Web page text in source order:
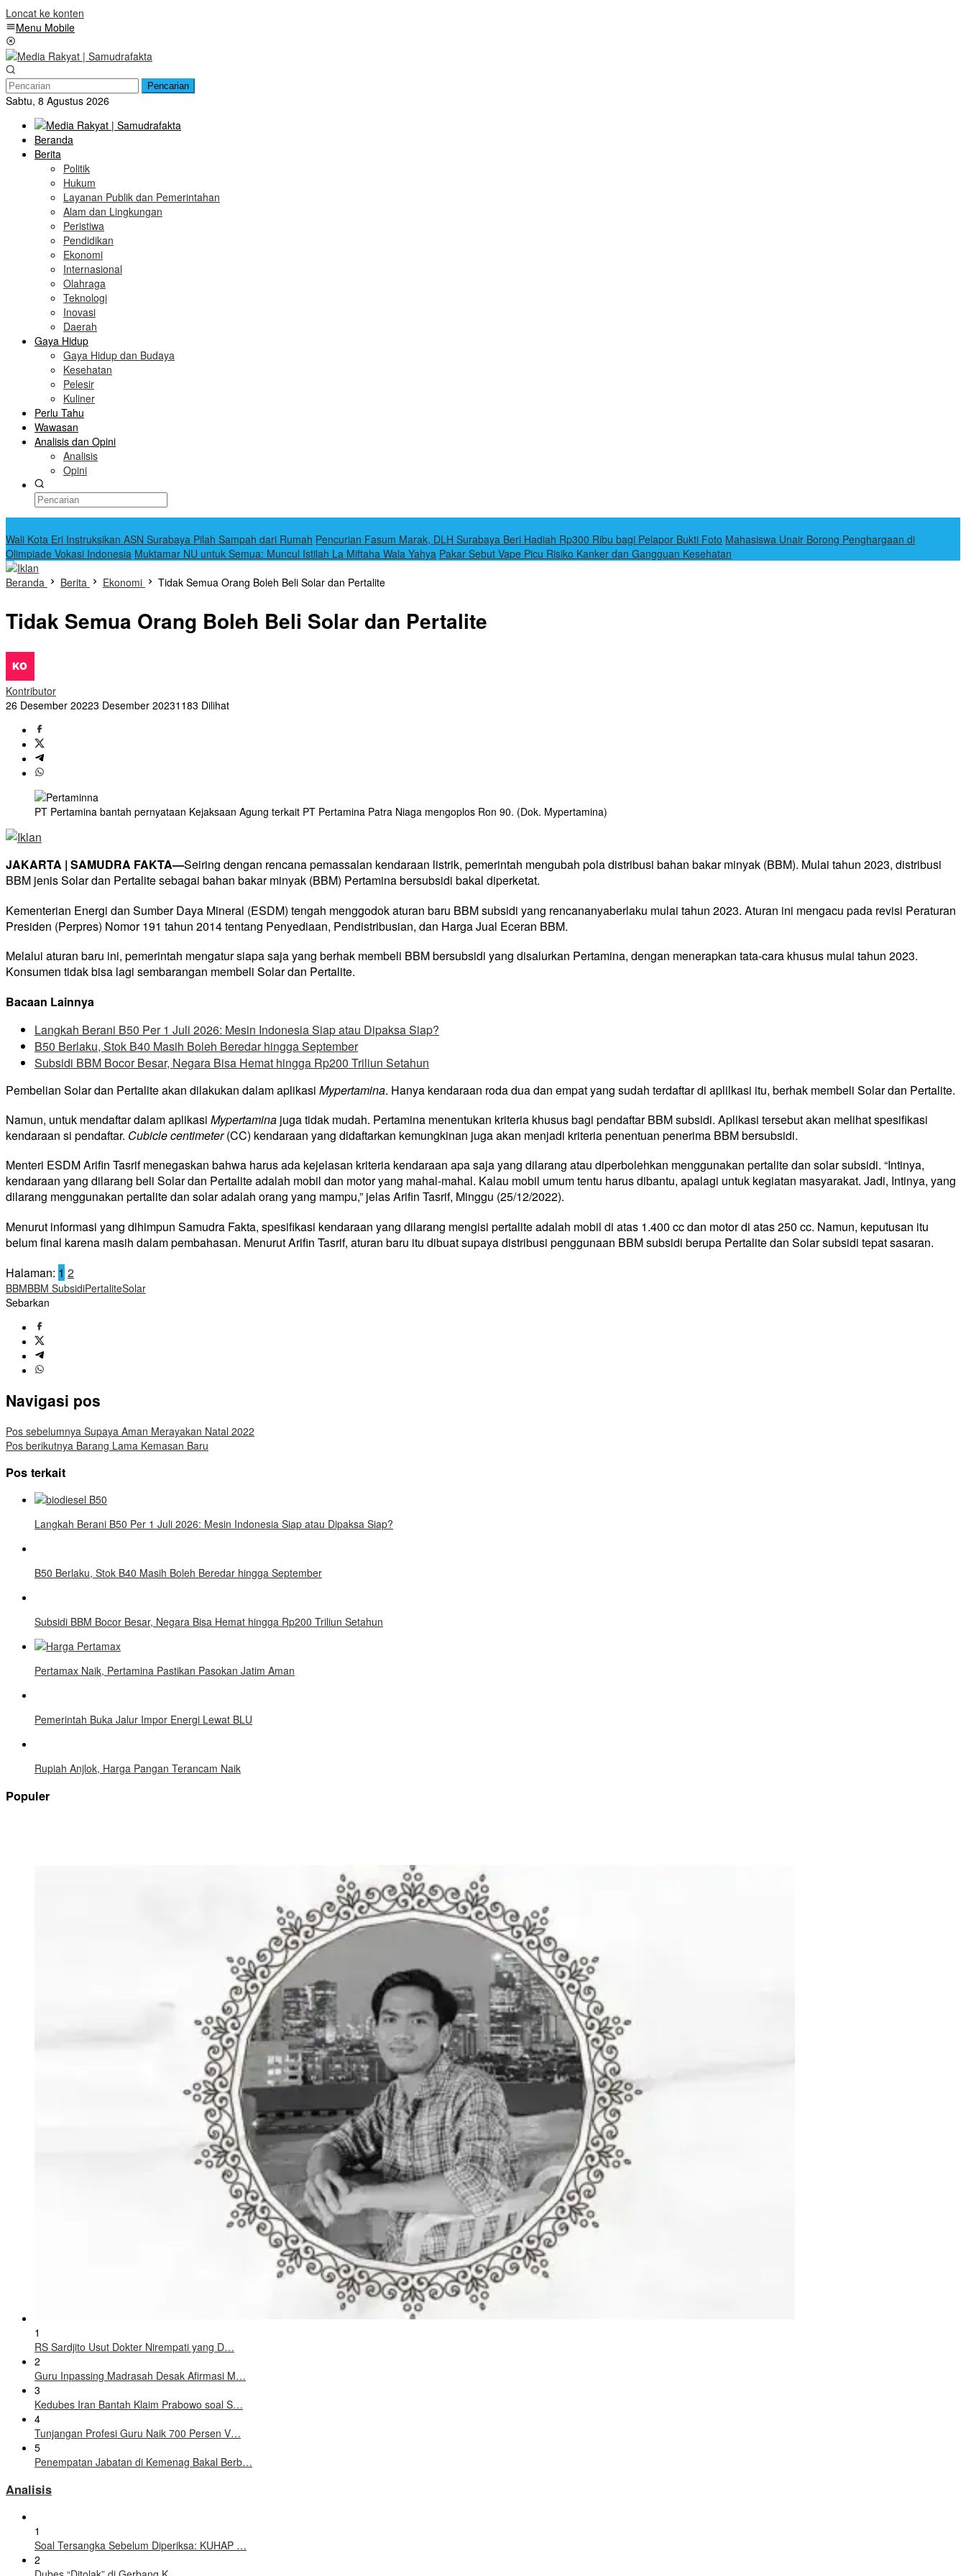
Loncat ke konten
Menu Mobile
Pencarian
Sabtu, 8 Agustus 2026
Beranda
Berita
Politik
Hukum
Layanan Publik dan Pemerintahan
Alam dan Lingkungan
Peristiwa
Pendidikan
Ekonomi
Internasional
Olahraga
Teknologi
Inovasi
Daerah
Gaya Hidup
Gaya Hidup dan Budaya
Kesehatan
Pelesir
Kuliner
Perlu Tahu
Wawasan
Analisis dan Opini
Analisis
Opini
Wali Kota Eri Instruksikan ASN Surabaya Pilah Sampah dari Rumah Pencurian Fasum Marak, DLH Surabaya Beri Hadiah Rp300 Ribu bagi Pelapor Bukti Foto Mahasiswa Unair Borong Penghargaan di
Olimpiade Vokasi Indonesia Muktamar NU untuk Semua: Muncul Istilah La Miftaha Wala Yahya Pakar Sebut Vape Picu Risiko Kanker dan Gangguan Kesehatan
Beranda
Berita Ekonomi Tidak Semua Orang Boleh Beli Solar dan Pertalite
Tidak Semua Orang Boleh Beli Solar dan Pertalite
Kontributor
26 Desember 20223 Desember 20231183 Dilihat
PT Pertamina bantah pernyataan Kejaksaan Agung terkait PT Pertamina Patra Niaga mengoplos Ron 90. (Dok. Mypertamina)
JAKARTA | SAMUDRA FAKTA—Seiring dengan rencana pemassalan kendaraan listrik, pemerintah mengubah pola distribusi bahan bakar minyak (BBM). Mulai tahun 2023, distribusi
BBM jenis Solar dan Pertalite sebagai bahan bakar minyak (BBM) Pertamina bersubsidi bakal diperketat.
Kementerian Energi dan Sumber Daya Mineral (ESDM) tengah menggodok aturan baru BBM subsidi yang rencananyaberlaku mulai tahun 2023. Aturan ini mengacu pada revisi Peraturan
Presiden (Perpres) Nomor 191 tahun 2014 tentang Penyediaan, Pendistribusian, dan Harga Jual Eceran BBM.
Melalui aturan baru ini, pemerintah mengatur siapa saja yang berhak membeli BBM bersubsidi yang disalurkan Pertamina, dengan menerapkan tata-cara khusus mulai tahun 2023.
Konsumen tidak bisa lagi sembarangan membeli Solar dan Pertalite.
Bacaan Lainnya
Langkah Berani B50 Per 1 Juli 2026: Mesin Indonesia Siap atau Dipaksa Siap?
B50 Berlaku, Stok B40 Masih Boleh Beredar hingga September
Subsidi BBM Bocor Besar, Negara Bisa Hemat hingga Rp200 Triliun Setahun
Pembelian Solar dan Pertalite akan dilakukan dalam aplikasi Mypertamina. Hanya kendaraan roda dua dan empat yang sudah terdaftar di aplilkasi itu, berhak membeli Solar dan Pertalite.
Namun, untuk mendaftar dalam aplikasi Mypertamina juga tidak mudah. Pertamina menentukan kriteria khusus bagi pendaftar BBM subsidi. Aplikasi tersebut akan melihat spesifikasi
kendaraan si pendaftar. Cubicle centimeter(CC) kendaraan yang didaftarkan kemungkinan juga akan menjadi kriteria penentuan penerima BBM bersubsidi.
Menteri ESDM Arifin Tasrif menegaskan bahwa harus ada kejelasan kriteria kendaraan apa saja yang dilarang atau diperbolehkan menggunakan pertalite dan solar subsidi. “Intinya,
kendaraan yang dilarang beli Solar dan Pertalite adalah mobil dan motor yang mahal-mahal. Kalau mobil umum tentu harus dibantu, apalagi untuk kegiatan masyarakat. Jadi, Intinya, yang
dilarang menggunakan pertalite dan solar adalah orang yang mampu,” jelas Arifin Tasrif, Minggu (25/12/2022).
Menurut informasi yang dihimpun Samudra Fakta, spesifikasi kendaraan yang dilarang mengisi pertalite adalah mobil di atas 1.400 cc dan motor di atas 250 cc. Namun, keputusan itu
belum final karena masih dalam pembahasan. Menurut Arifin Tasrif, aturan baru itu dibuat supaya distribusi penggunaan BBM subsidi berupa Pertalite dan Solar subsidi tepat sasaran.
Halaman: 1 2
BBMBBM SubsidiPertaliteSolar
Sebarkan
Navigasi pos
Pos sebelumnya Supaya Aman Merayakan Natal 2022
Pos berikutnya Barang Lama Kemasan Baru
Pos terkait
Langkah Berani B50 Per 1 Juli 2026: Mesin Indonesia Siap atau Dipaksa Siap?
B50 Berlaku, Stok B40 Masih Boleh Beredar hingga September
Subsidi BBM Bocor Besar, Negara Bisa Hemat hingga Rp200 Triliun Setahun
Pertamax Naik, Pertamina Pastikan Pasokan Jatim Aman
Pemerintah Buka Jalur Impor Energi Lewat BLU
Rupiah Anjlok, Harga Pangan Terancam Naik
Populer
1
RS Sardjito Usut Dokter Nirempati yang D…
2
Guru Inpassing Madrasah Desak Afirmasi M…
3
Kedubes Iran Bantah Klaim Prabowo soal S…
4
Tunjangan Profesi Guru Naik 700 Persen V…
5
Penempatan Jabatan di Kemenag Bakal Berb…
Analisis
1
Soal Tersangka Sebelum Diperiksa: KUHAP …
2